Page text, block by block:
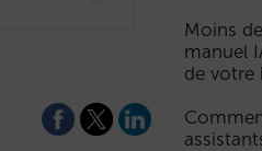
Moins
manuel
de votre